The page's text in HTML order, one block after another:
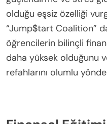
Başarı Hikayelerini
Çalışmaları Nelerdir?
Birçok eşsiz vaka
finans becerileri
ve refahı artırma
“Smart About Money”